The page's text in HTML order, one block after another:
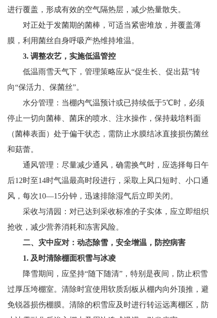
进行覆盖，形成有效的空气隔热层，减少热量散失。
对正处于发菌期的菌棒，可适当紧密堆放，并覆盖薄
膜，利用菌丝自身呼吸产热维持堆温。
3. 调整农艺，实施低温管控
低温雨雪天气下，管理策略应从“促生长、促出菇”转
向“保活力、保菌丝”。
水分管理：当棚内气温预计或已持续低于5℃时，必须
停止一切向菌棒、菌床的喷水、注水操作，保持栽培料面
（菌棒表面）处于偏干状态，需防止水膜结冰直接损伤菌丝
和菇蕾。
通风管理：尽量减少通风，确需换气时，应选择每日午
后12时至14时气温最高时段进行，采取上风口短时、小口通
风，每次10—15分钟，迅速排除湿气后立即关闭。
采收与清园：对已达到采收标准的子实体，应立即组织
抢收，减少营养消耗和冻害风险。
二、灾中应对：动态除雪，安全增温，防控病害
1. 及时清除棚面积雪与冰凌
降雪期间，应坚持“随下随清”，特别是夜间，防止积雪
过厚压垮棚室。清除时宜使用软质刮板从棚内向外顶推，避
免锐器损伤棚膜。清除的积雪应及时进行转运远离棚区，防